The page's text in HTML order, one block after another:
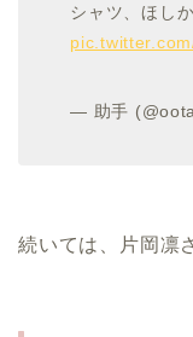
シャツ、ほし
— 助手
続いては、片岡凛